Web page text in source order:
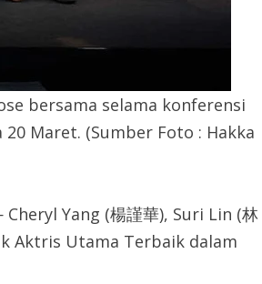
bersama selama konferensi
Maret. (Sumber Foto : Hakka
Yang (楊謹華), Suri Lin (林
Aktris Utama Terbaik dalam